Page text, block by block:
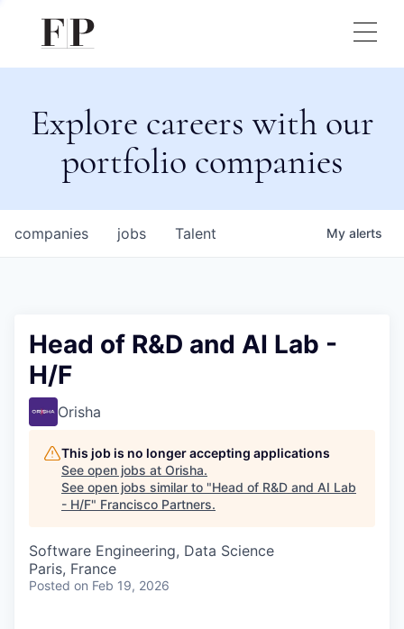
Explore careers with our
portfolio companies
jobs
companies Talent My alerts
Head of R&D and AI Lab -
H/F
Orisha
This job is no longer accepting applications
See open jobs at Orisha.
See open jobs similar to "Head of R&D and AI Lab
- H/F" Francisco Partners.
Software Engineering, Data Science
Paris, France
Posted on Feb 19, 2026